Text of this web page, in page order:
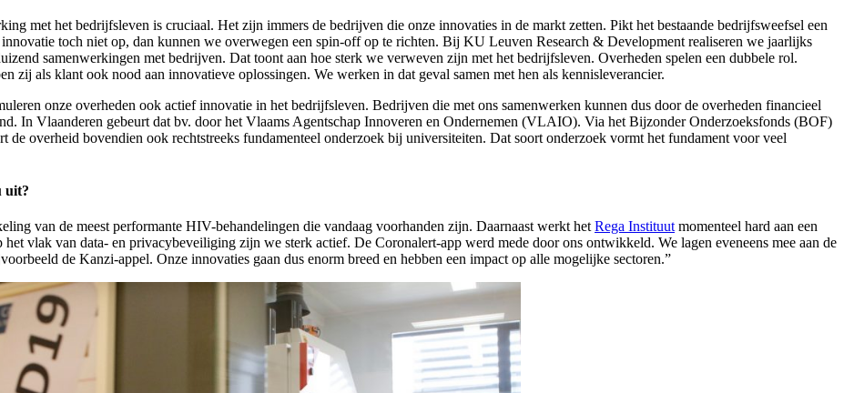
met het bedrijfsleven is cruciaal. Het zijn immers de bedrijven die onze innovaties in de markt zetten. Pikt het bestaande bedrijfsweefsel een
toch niet op, dan kunnen we overwegen een spin-off op te richten. Bij KU Leuven Research & Development realiseren we jaarlijks
samenwerkingen met bedrijven. Dat toont aan hoe sterk we verweven zijn met het bedrijfsleven. Overheden spelen een dubbele rol.
zij als klant ook nood aan innovatieve oplossingen. We werken in dat geval samen met hen als kennisleverancier.
onze overheden ook actief innovatie in het bedrijfsleven. Bedrijven die met ons samenwerken kunnen dus door de overheden financieel
In Vlaanderen gebeurt dat bv. door het Vlaams Agentschap Innoveren en Ondernemen (VLAIO). Via het Bijzonder Onderzoeksfonds (BOF)
overheid bovendien ook rechtstreeks fundamenteel onderzoek bij universiteiten. Dat soort onderzoek vormt het fundament voor veel
uit?
van de meest performante HIV-behandelingen die vandaag voorhanden zijn. Daarnaast werkt het Rega Instituut momenteel hard aan een
het vlak van data- en privacybeveiliging zijn we sterk actief. De Coronalert-app werd mede door ons ontwikkeld. We lagen eveneens mee aan de
de Kanzi-appel. Onze innovaties gaan dus enorm breed en hebben een impact op alle mogelijke sectoren.”